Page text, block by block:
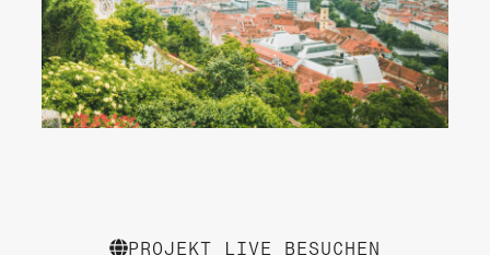
PROJEKT LIVE BESUCHEN